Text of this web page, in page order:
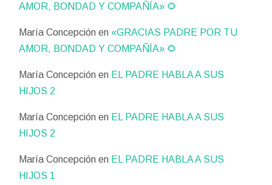
AMOR, BONDAD Y COMPAÑÍA» 🌻
María Concepción en «GRACIAS PADRE POR TU
AMOR, BONDAD Y COMPAÑÍA» 🌻
María Concepción en EL PADRE HABLA A SUS
HIJOS 2
María Concepción en EL PADRE HABLA A SUS
HIJOS 2
María Concepción en EL PADRE HABLA A SUS
HIJOS 1